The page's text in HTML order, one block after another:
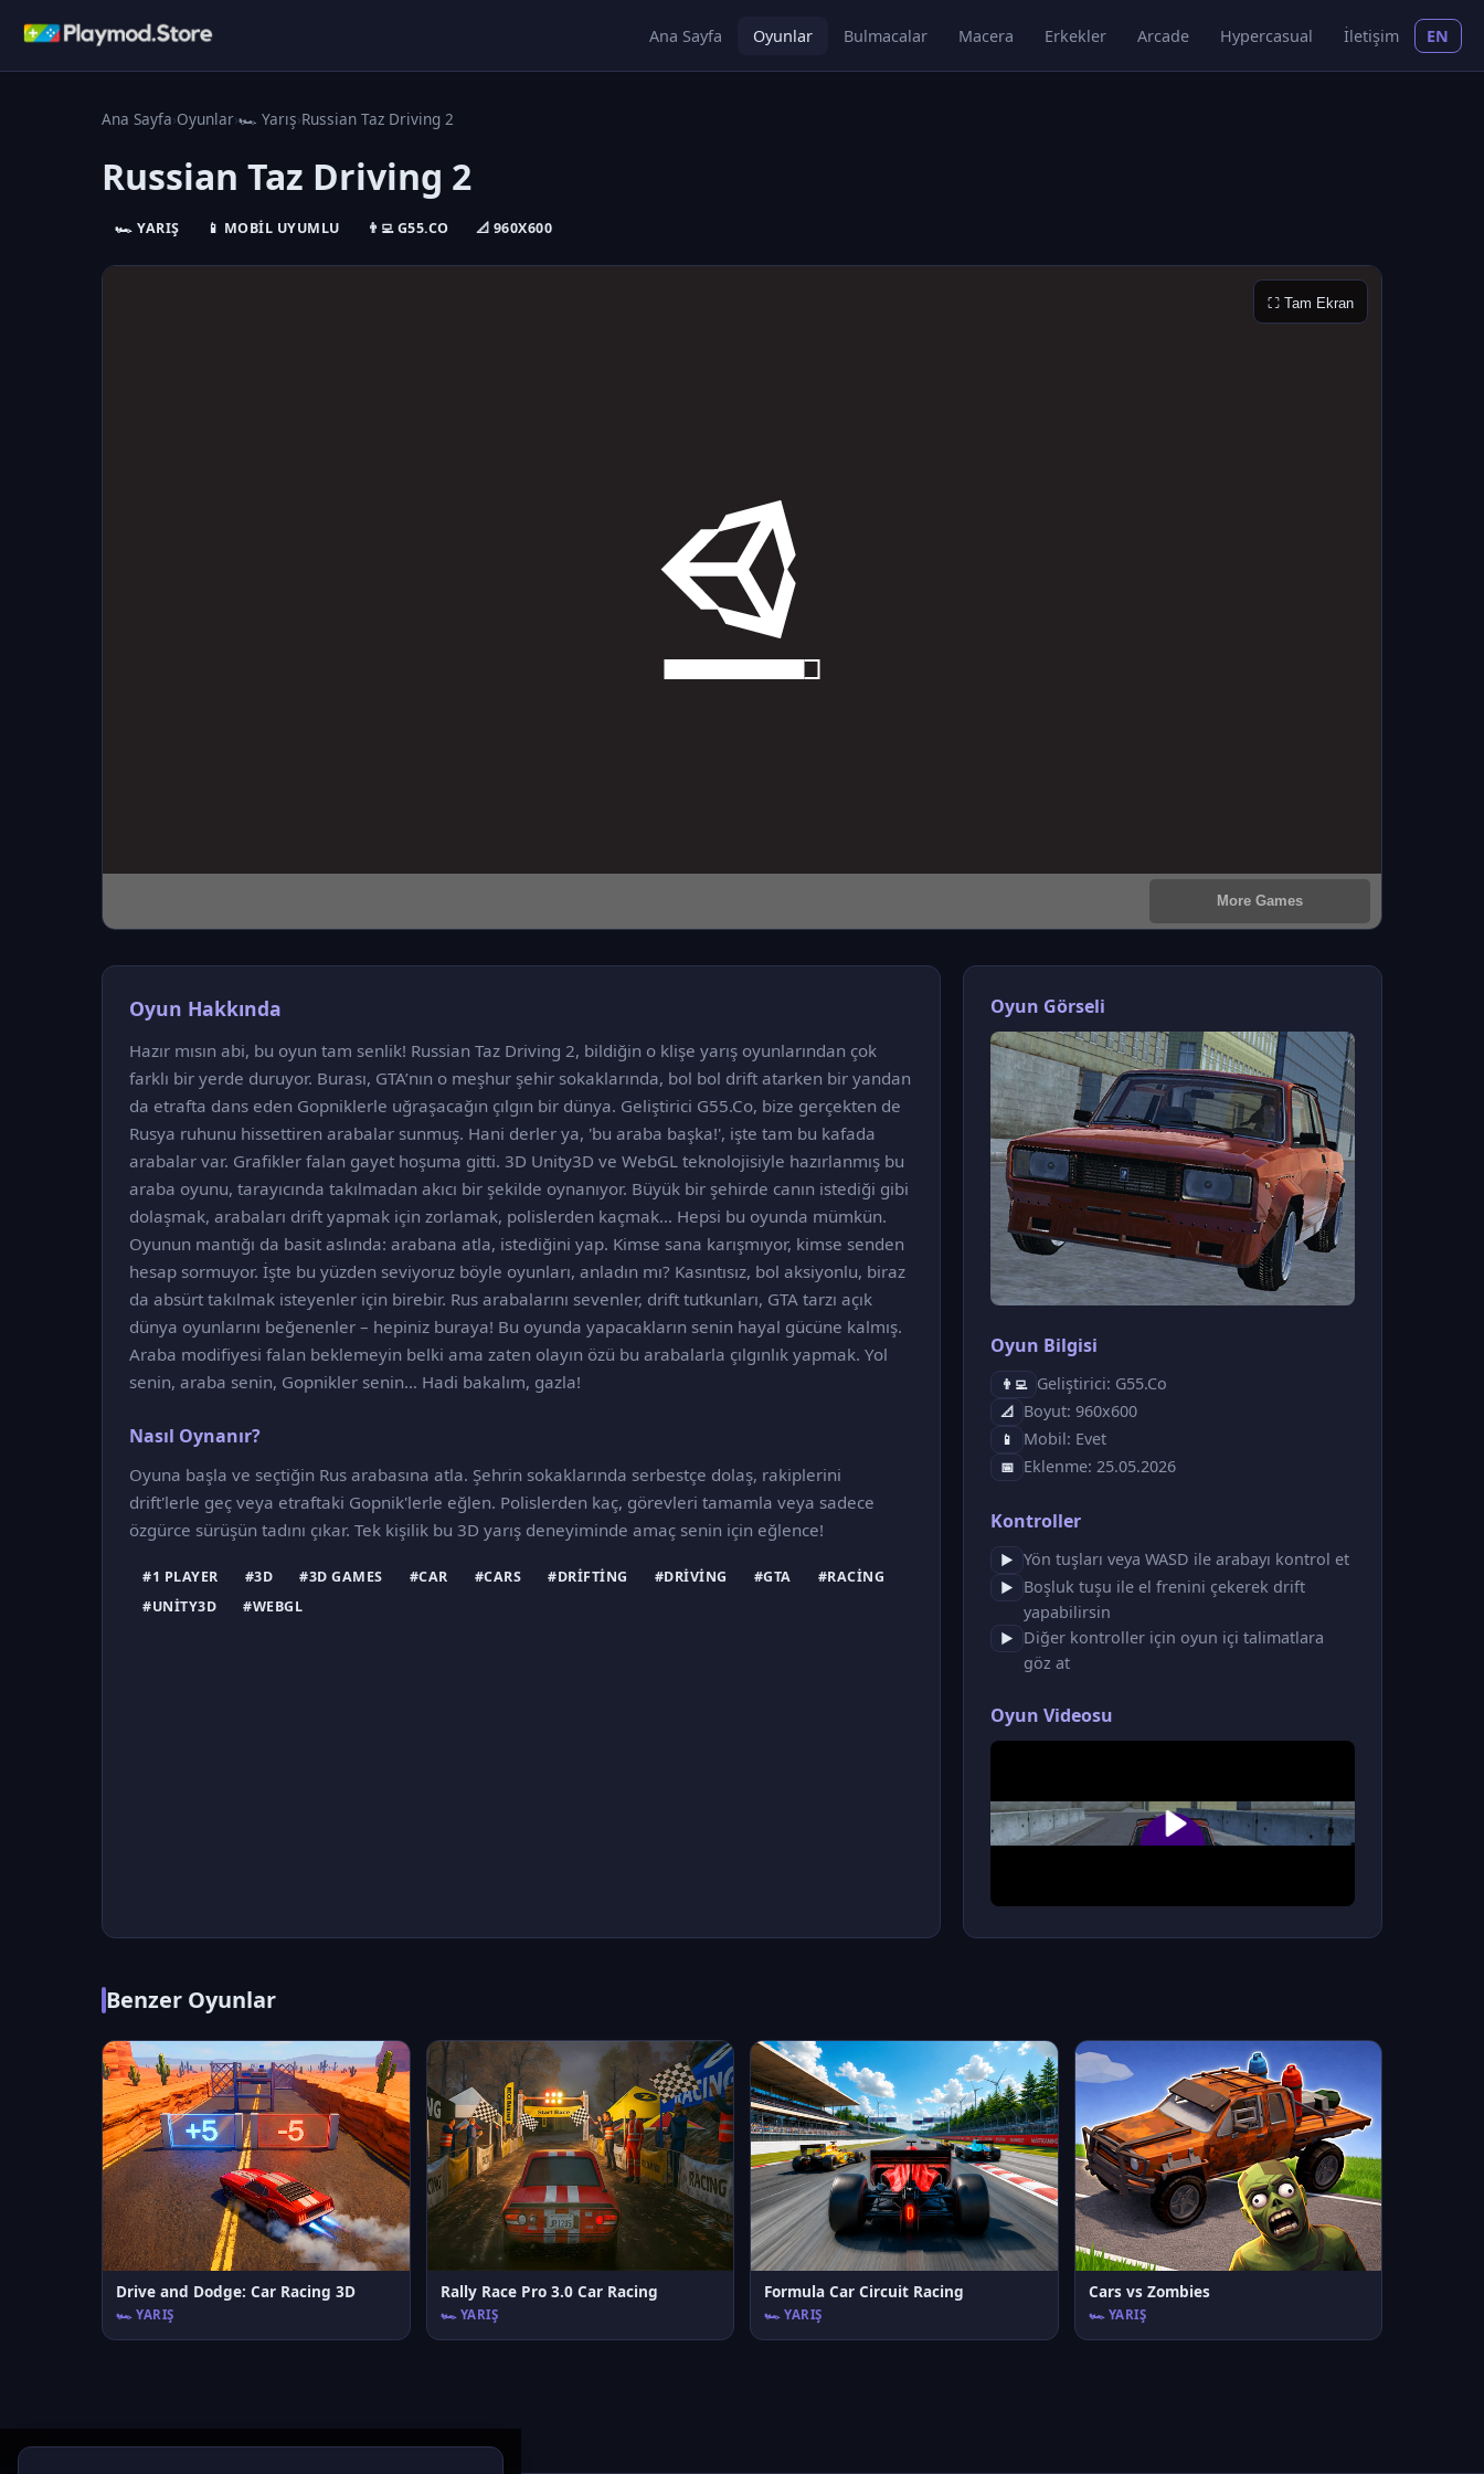
Ana Sayfa Oyunlar Bulmacalar Macera Erkekler Arcade Hypercasual İletişim EN
Ana Sayfa›Oyunlar›🏎️ Yarış›Russian Taz Driving 2
Russian Taz Driving 2
🏎️ YARIŞ 📱 MOBIL UYUMLU 👨‍💻 G55.CO 📐 960X600
⛶ Tam Ekran
Oyun Hakkında
Hazır mısın abi, bu oyun tam senlik! Russian Taz Driving 2, bildiğin o klişe yarış oyunlarından çok
farklı bir yerde duruyor. Burası, GTA’nın o meşhur şehir sokaklarında, bol bol drift atarken bir yandan
da etrafta dans eden Gopniklerle uğraşacağın çılgın bir dünya. Geliştirici G55.Co, bize gerçekten de
Rusya ruhunu hissettiren arabalar sunmuş. Hani derler ya, 'bu araba başka!', işte tam bu kafada
arabalar var. Grafikler falan gayet hoşuma gitti. 3D Unity3D ve WebGL teknolojisiyle hazırlanmış bu
araba oyunu, tarayıcında takılmadan akıcı bir şekilde oynanıyor. Büyük bir şehirde canın istediği gibi
dolaşmak, arabaları drift yapmak için zorlamak, polislerden kaçmak… Hepsi bu oyunda mümkün.
Oyunun mantığı da basit aslında: arabana atla, istediğini yap. Kimse sana karışmıyor, kimse senden
hesap sormuyor. İşte bu yüzden seviyoruz böyle oyunları, anladın mı? Kasıntısız, bol aksiyonlu, biraz
da absürt takılmak isteyenler için birebir. Rus arabalarını sevenler, drift tutkunları, GTA tarzı açık
dünya oyunlarını beğenenler – hepiniz buraya! Bu oyunda yapacakların senin hayal gücüne kalmış.
Araba modifiyesi falan beklemeyin belki ama zaten olayın özü bu arabalarla çılgınlık yapmak. Yol
senin, araba senin, Gopnikler senin… Hadi bakalım, gazla!
Nasıl Oynanır?
Oyuna başla ve seçtiğin Rus arabasına atla. Şehrin sokaklarında serbestçe dolaş, rakiplerini
drift'lerle geç veya etraftaki Gopnik'lerle eğlen. Polislerden kaç, görevleri tamamla veya sadece
özgürce sürüşün tadını çıkar. Tek kişilik bu 3D yarış deneyiminde amaç senin için eğlence!
#1 PLAYER #3D #3D GAMES #CAR #CARS #DRIFTING #DRIVING #GTA
#RACING
#UNITY3D
#WEBGL
Oyun Görseli
Oyun Bilgisi
👨‍💻 Geliştirici: G55.Co
📐 Boyut: 960x600
📱 Mobil: Evet
📅 Eklenme: 25.05.2026
Kontroller
▶ Yön tuşları veya WASD ile arabayı kontrol et
▶
Boşluk tuşu ile el frenini çekerek drift
yapabilirsin
▶
Diğer kontroller için oyun içi talimatlara
göz at
Oyun Videosu
Benzer Oyunlar
Drive and Dodge: Car Racing 3D
🏎️ YARIŞ
Rally Race Pro 3.0 Car Racing
🏎️ YARIŞ
Formula Car Circuit Racing
🏎️ YARIŞ
Cars vs Zombies
🏎️ YARIŞ